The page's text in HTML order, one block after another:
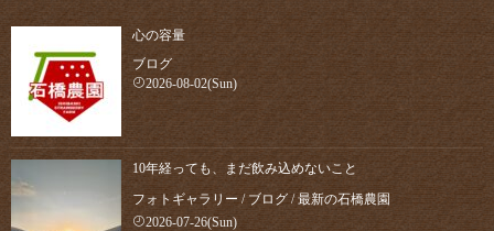
心の容量
ブログ
2026-08-02(Sun)
10年経っても、まだ飲み込めないこと
フォトギャラリー / ブログ /最新の石橋農園
2026-07-26(Sun)